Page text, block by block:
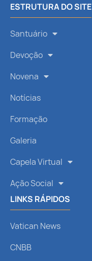
ESTRUTURA DO SITE
Santuário
Devoção
Novena
Notícias
Formação
Galeria
Capela Virtual
Ação Social
LINKS RÁPIDOS
Vatican News
CNBB